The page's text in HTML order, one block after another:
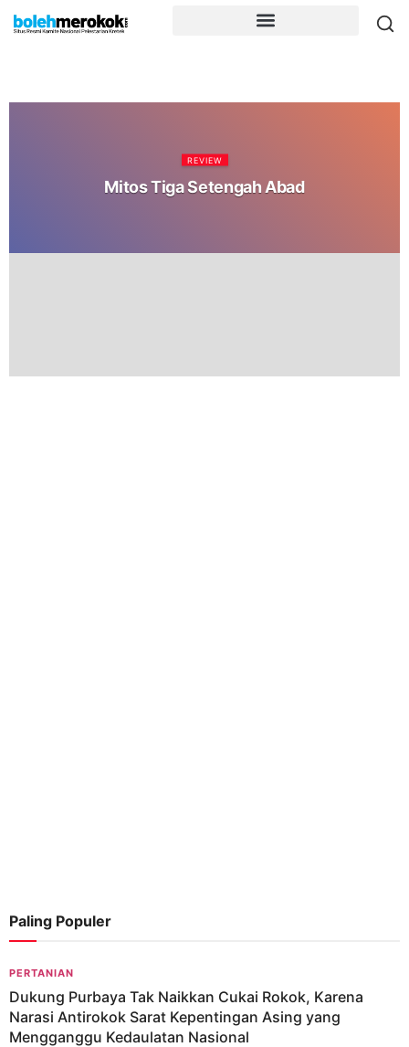
REVIEW
Mitos Tiga Setengah Abad
Paling Populer
PERTANIAN
Dukung Purbaya Tak Naikkan Cukai Rokok, Karena
Narasi Antirokok Sarat Kepentingan Asing yang
Mengganggu Kedaulatan Nasional